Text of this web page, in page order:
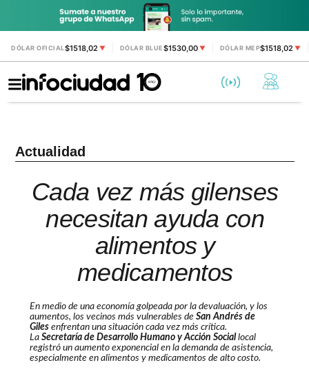
DÓLAR OFICIAL$1518,02 ▼ DÓLAR BLUE$1530,00 ▼ DÓLAR MEP$1518,02 ▼
Actualidad
Cada vez más gilenses
necesitan ayuda con
alimentos y
medicamentos
En medio de una economía golpeada por la devaluación, y los
aumentos, los vecinos más vulnerables de San Andrés de
Gilesenfrentan una situación cada vez más crítica.
La Secretaría de Desarrollo Humano y Acción Sociallocal
registró un aumento exponencial en la demanda de asistencia,
especialmente en alimentos y medicamentos de alto costo.